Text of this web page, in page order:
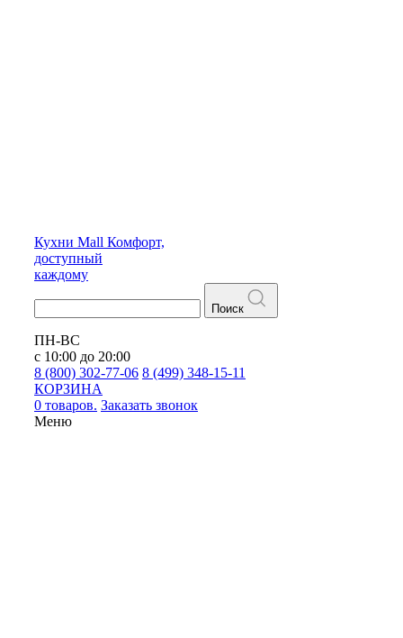
Кухни Mall Комфорт,
доступный
каждому
Поиск
ПН-ВС
с 10:00 до 20:00
8 (800) 302-77-06 8 (499) 348-15-11
КОРЗИНА
0 товаров. Заказать звонок
Меню